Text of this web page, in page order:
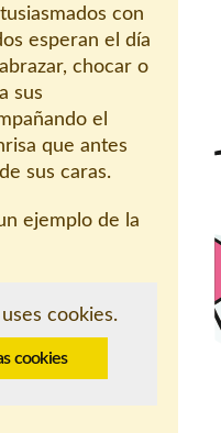
con
esperan el día
chocar o
sus
el
que antes
sus caras.
ejemplo de la
cookies.
cookies